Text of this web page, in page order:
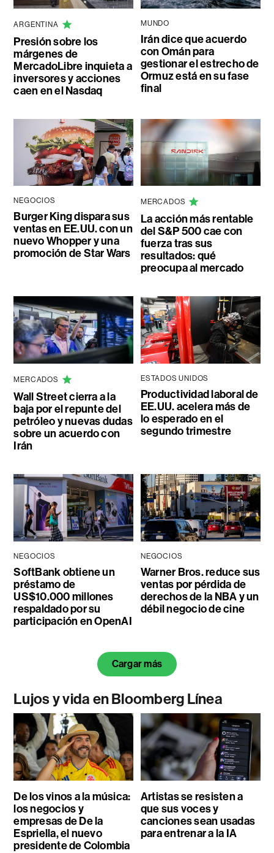
ARGENTINA
Presión sobre los
márgenes de
MercadoLibre inquieta a
inversores y acciones
caen en el Nasdaq
MUNDO
Irán dice que acuerdo
con Omán para
gestionar el estrecho de
Ormuz está en su fase
final
NEGOCIOS
Burger King dispara sus
ventas en EE.UU. con un
nuevo Whopper y una
promoción de Star Wars
MERCADOS
La acción más rentable
del S&P 500 cae con
fuerza tras sus
resultados: qué
preocupa al mercado
MERCADOS
Wall Street cierra a la
baja por el repunte del
petróleo y nuevas dudas
sobre un acuerdo con
Irán
ESTADOS UNIDOS
Productividad laboral de
EE.UU. acelera más de
lo esperado en el
segundo trimestre
NEGOCIOS
SoftBank obtiene un
préstamo de
US$10.000 millones
respaldado por su
participación en OpenAI
NEGOCIOS
Warner Bros. reduce sus
ventas por pérdida de
derechos de la NBA y un
débil negocio de cine
Cargar más
Lujos y vida en Bloomberg Línea
De los vinos a la música:
los negocios y
empresas de De la
Espriella, el nuevo
presidente de Colombia
Artistas se resisten a
que sus voces y
canciones sean usadas
para entrenar a la IA